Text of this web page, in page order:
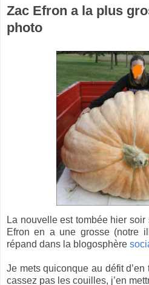
Zac Efron a la plus
photo
La nouvelle est tombée hier
Efron en a une grosse (notre
répand dans la blogosphère
Je mets quiconque au défit
cassez pas les couilles, j’en